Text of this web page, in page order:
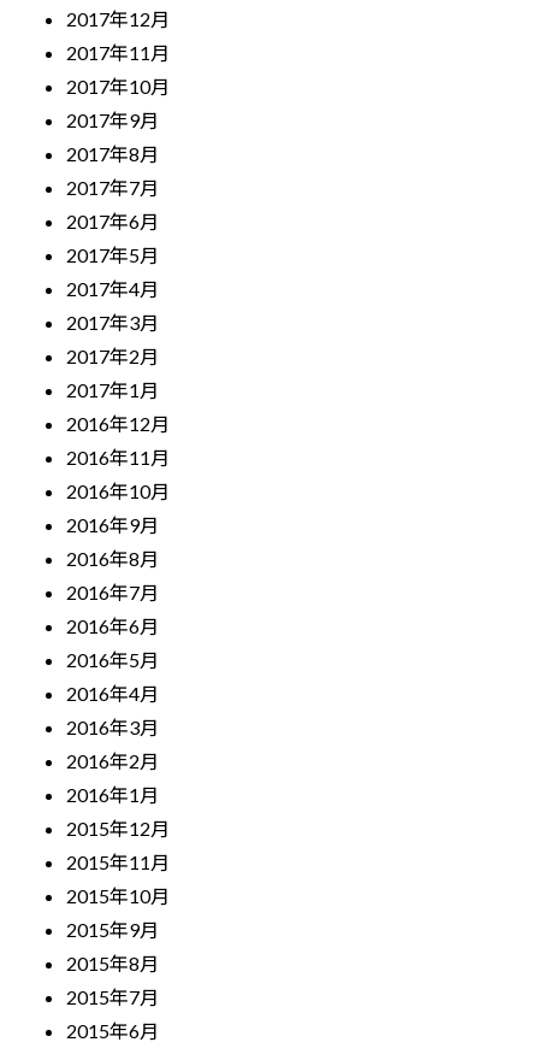
2017年12月
2017年11月
2017年10月
2017年9月
2017年8月
2017年7月
2017年6月
2017年5月
2017年4月
2017年3月
2017年2月
2017年1月
2016年12月
2016年11月
2016年10月
2016年9月
2016年8月
2016年7月
2016年6月
2016年5月
2016年4月
2016年3月
2016年2月
2016年1月
2015年12月
2015年11月
2015年10月
2015年9月
2015年8月
2015年7月
2015年6月